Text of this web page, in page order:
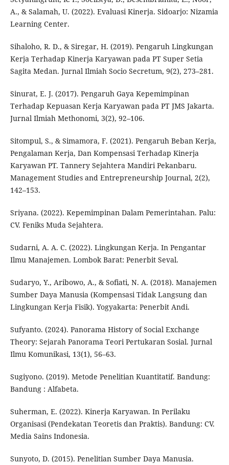
A., & Salamah, U. (2022). Evaluasi Kinerja. Sidoarjo: Nizamia
Learning Center.
Sihaloho, R. D., & Siregar, H. (2019). Pengaruh Lingkungan
Kerja Terhadap Kinerja Karyawan pada PT Super Setia
Sagita Medan. Jurnal Ilmiah Socio Secretum, 9(2), 273–281.
Sinurat, E. J. (2017). Pengaruh Gaya Kepemimpinan
Terhadap Kepuasan Kerja Karyawan pada PT JMS Jakarta.
Jurnal Ilmiah Methonomi, 3(2), 92–106.
Sitompul, S., & Simamora, F. (2021). Pengaruh Beban Kerja,
Pengalaman Kerja, Dan Kompensasi Terhadap Kinerja
Karyawan PT. Tannery Sejahtera Mandiri Pekanbaru.
Management Studies and Entrepreneurship Journal, 2(2),
142–153.
Sriyana. (2022). Kepemimpinan Dalam Pemerintahan. Palu:
CV. Feniks Muda Sejahtera.
Sudarni, A. A. C. (2022). Lingkungan Kerja. In Pengantar
Ilmu Manajemen. Lombok Barat: Penerbit Seval.
Sudaryo, Y., Aribowo, A., & Sofiati, N. A. (2018). Manajemen
Sumber Daya Manusia (Kompensasi Tidak Langsung dan
Lingkungan Kerja Fisik). Yogyakarta: Penerbit Andi.
Sufyanto. (2024). Panorama History of Social Exchange
Theory: Sejarah Panorama Teori Pertukaran Sosial. Jurnal
Ilmu Komunikasi, 13(1), 56–63.
Sugiyono. (2019). Metode Penelitian Kuantitatif. Bandung:
Bandung : Alfabeta.
Suherman, E. (2022). Kinerja Karyawan. In Perilaku
Organisasi (Pendekatan Teoretis dan Praktis). Bandung: CV.
Media Sains Indonesia.
Sunyoto, D. (2015). Penelitian Sumber Daya Manusia.